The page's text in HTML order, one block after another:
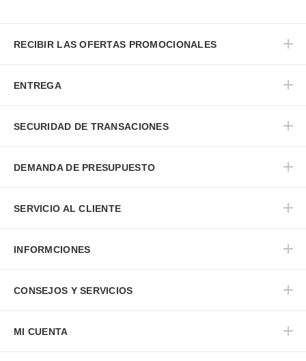
RECIBIR LAS OFERTAS PROMOCIONALES
ENTREGA
SECURIDAD DE TRANSACIONES
DEMANDA DE PRESUPUESTO
SERVICIO AL CLIENTE
INFORMCIONES
CONSEJOS Y SERVICIOS
MI CUENTA